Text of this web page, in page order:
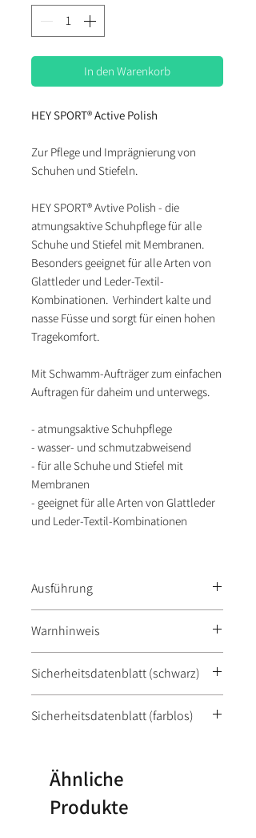
In den Warenkorb
HEY SPORT® Active Polish
Zur Pflege und Imprägnierung von
Schuhen und Stiefeln.
HEY SPORT® Avtive Polish - die
atmungsaktive Schuhpflege für alle
Schuhe und Stiefel mit Membranen.
Besonders geeignet für alle Arten von
Glattleder und Leder-Textil-
Kombinationen. Verhindert kalte und
nasse Füsse und sorgt für einen hohen
Tragekomfort.
Mit Schwamm-Aufträger zum einfachen
Auftragen für daheim und unterwegs.
- atmungsaktive Schuhpflege
- wasser- und schmutzabweisend
- für alle Schuhe und Stiefel mit
Membranen
- geeignet für alle Arten von Glattleder
und Leder-Textil-Kombinationen
Ausführung
Warnhinweis
BENZISOTHIAZOL-3(2H)-ON, 2-
METHYL-2H-ISOTHIAZOL-3-ON. Kann
allergische Reaktionen hervorrufen.
Sicherheitsdatenblatt (schwarz)
Sicherheitsdatenblatt (farblos)
Ähnliche
Produkte